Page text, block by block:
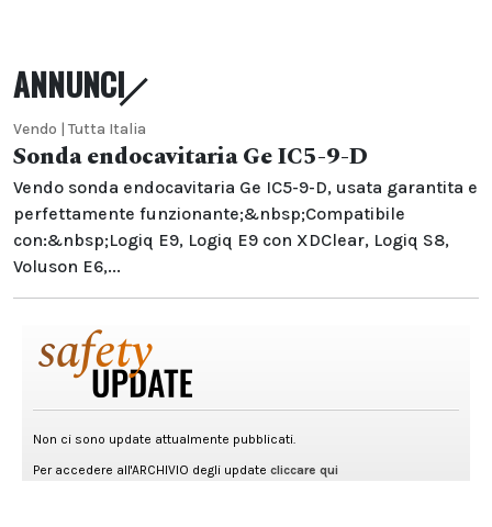
ANNUNCI
Vendo | Tutta Italia
Sonda endocavitaria Ge IC5-9-D
Vendo sonda endocavitaria Ge IC5-9-D, usata garantita e
perfettamente funzionante;&nbsp;Compatibile
con:&nbsp;Logiq E9, Logiq E9 con XDClear, Logiq S8,
Voluson E6,...